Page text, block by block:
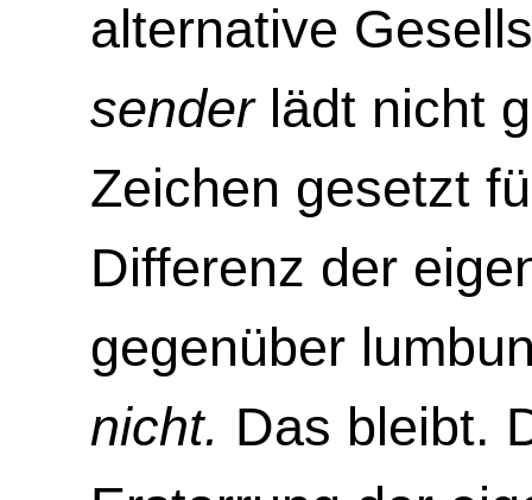
alternative
senderlädt nicht
Zeichen gesetzt
Differenz der
gegenüber
nicht. Das bleibt.